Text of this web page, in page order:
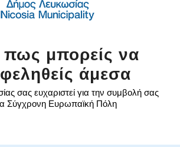
μπορείς να
άμεσα
σας ευχαριστεί για την συμβολή σας
Σύγχρονη Ευρωπαϊκή Πόλη